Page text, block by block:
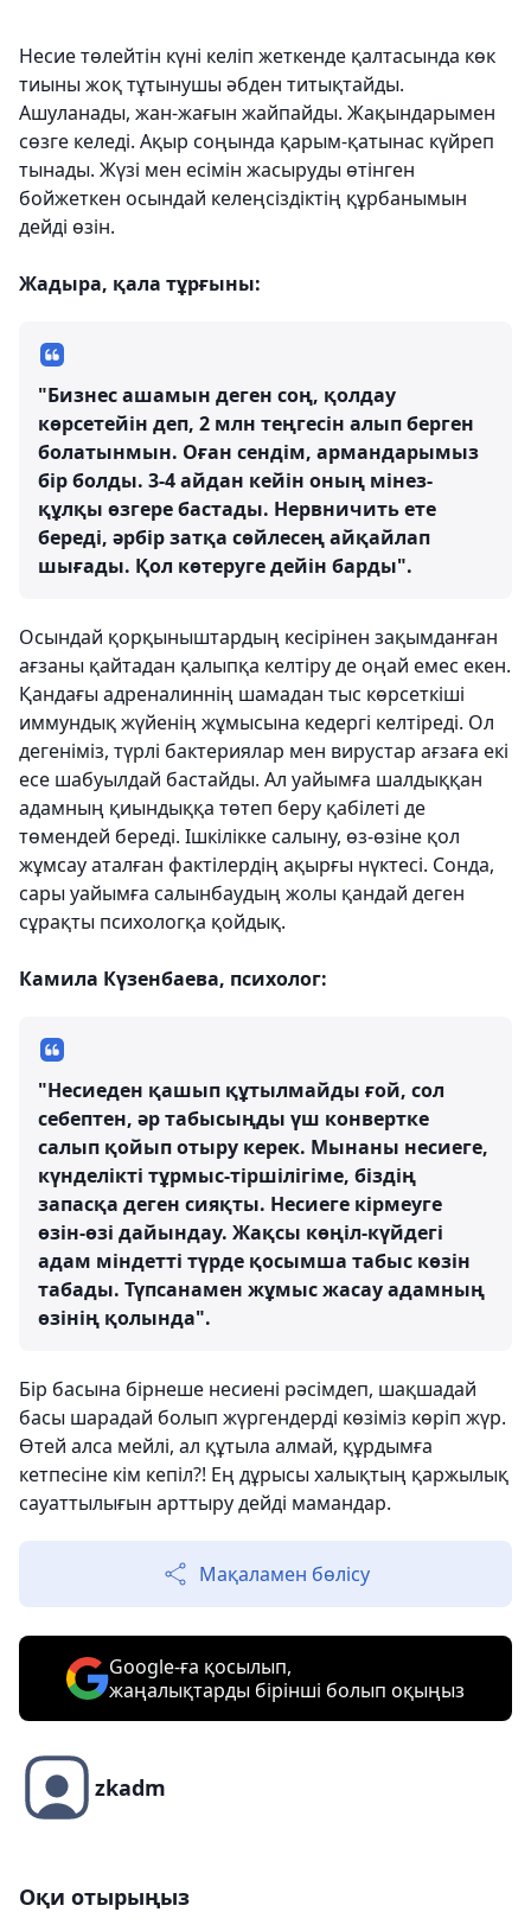
Несие төлейтін күні келіп жеткенде қалтасында көк
тиыны жоқ тұтынушы әбден титықтайды.
Ашуланады, жан-жағын жайпайды. Жақындарымен
сөзге келеді. Ақыр соңында қарым-қатынас күйреп
тынады. Жүзі мен есімін жасыруды өтінген
бойжеткен осындай келеңсіздіктің құрбанымын
дейді өзін.
Жадыра, қала тұрғыны:
"Бизнес ашамын деген соң, қолдау
көрсетейін деп, 2 млн теңгесін алып берген
болатынмын. Оған сендім, армандарымыз
бір болды. 3-4 айдан кейін оның мінез-
құлқы өзгере бастады. Нервничить ете
береді, әрбір затқа сөйлесең айқайлап
шығады. Қол көтеруге дейін барды".
Осындай қорқыныштардың кесірінен зақымданған
ағзаны қайтадан қалыпқа келтіру де оңай емес екен.
Қандағы адреналиннің шамадан тыс көрсеткіші
иммундық жүйенің жұмысына кедергі келтіреді. Ол
дегеніміз, түрлі бактериялар мен вирустар ағзаға екі
есе шабуылдай бастайды. Ал уайымға шалдыққан
адамның қиындыққа төтеп беру қабілеті де
төмендей береді. Ішкілікке салыну, өз-өзіне қол
жұмсау аталған фактілердің ақырғы нүктесі. Сонда,
сары уайымға салынбаудың жолы қандай деген
сұрақты психологқа қойдық.
Камила Күзенбаева, психолог:
"Несиеден қашып құтылмайды ғой, сол
себептен, әр табысыңды үш конвертке
салып қойып отыру керек. Мынаны несиеге,
күнделікті тұрмыс-тіршілігіме, біздің
запасқа деген сияқты. Несиеге кірмеуге
өзін-өзі дайындау. Жақсы көңіл-күйдегі
адам міндетті түрде қосымша табыс көзін
табады. Түпсанамен жұмыс жасау адамның
өзінің қолында".
Бір басына бірнеше несиені рәсімдеп, шақшадай
басы шарадай болып жүргендерді көзіміз көріп жүр.
Өтей алса мейлі, ал құтыла алмай, құрдымға
кетпесіне кім кепіл?! Ең дұрысы халықтың қаржылық
сауаттылығын арттыру дейді мамандар.
Мақаламен бөлісу
Google-ға қосылып,
жаңалықтарды бірінші болып оқыңыз
zkadm
Оқи отырыңыз